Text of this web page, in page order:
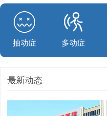
抽动症 多动症
最新动态